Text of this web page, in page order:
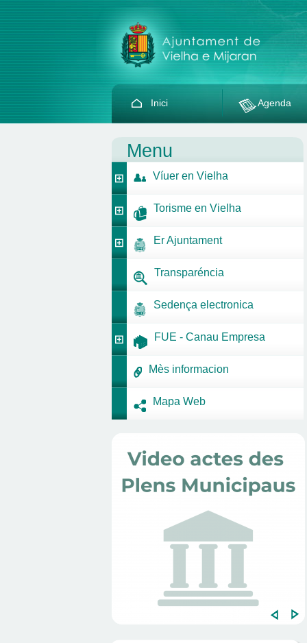
Inici Agenda
Menu
Víuer en Vielha
Torisme en Vielha
Er Ajuntament
Transparéncia
Sedença electronica
FUE - Canau Empresa
Mès informacion
Mapa Web